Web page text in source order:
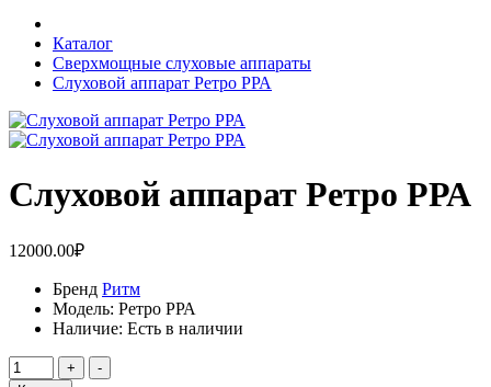
Каталог
Сверхмощные слуховые аппараты
Слуховой аппарат Ретро РРА
Слуховой аппарат Ретро РРА
12000.00₽
Бренд Ритм
Модель: Ретро РРА
Наличие: Есть в наличии